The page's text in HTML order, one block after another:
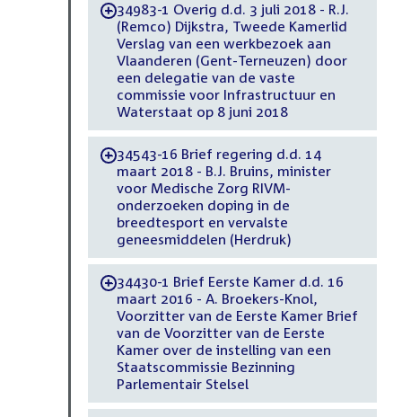
-34983-1 Overig d.d. 3 juli 2018 - R.J.
(Remco) Dijkstra, Tweede Kamerlid
Verslag van een werkbezoek aan
Vlaanderen (Gent-Terneuzen) door
een delegatie van de vaste
commissie voor Infrastructuur en
Waterstaat op 8 juni 2018
-34543-16 Brief regering d.d. 14
maart 2018 - B.J. Bruins, minister
voor Medische Zorg RIVM-
onderzoeken doping in de
breedtesport en vervalste
geneesmiddelen (Herdruk)
-34430-1 Brief Eerste Kamer d.d. 16
maart 2016 - A. Broekers-Knol,
Voorzitter van de Eerste Kamer Brief
van de Voorzitter van de Eerste
Kamer over de instelling van een
Staatscommissie Bezinning
Parlementair Stelsel